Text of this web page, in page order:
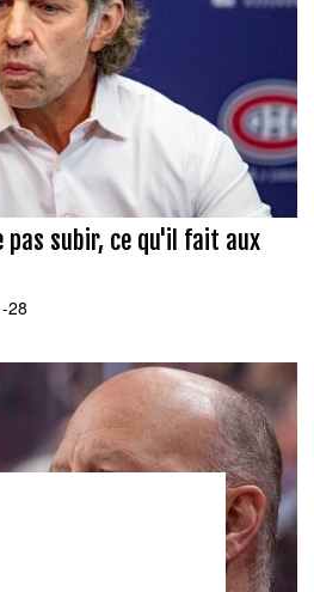
pas subir, ce qu'il fait aux
28